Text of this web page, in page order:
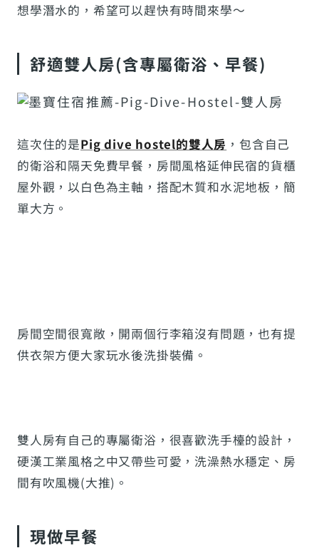
想學潛水的，希望可以趕快有時間來學～
舒適雙人房(含專屬衛浴、早餐)
這次住的是Pig dive hostel的雙人房 ，包含自己
的衛浴和隔天免費早餐，房間風格延伸民宿的貨櫃
屋外觀，以白色為主軸，搭配木質和水泥地板，簡
單大方。
房間空間很寬敞，開兩個行李箱沒有問題，也有提
供衣架方便大家玩水後洗掛裝備。
雙人房有自己的專屬衛浴，很喜歡洗手檯的設計，
硬漢工業風格之中又帶些可愛，洗澡熱水穩定、房
間有吹風機(大推)。
現做早餐